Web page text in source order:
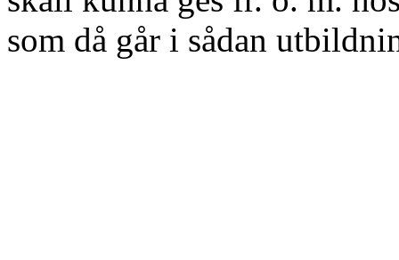
som då går i sådan